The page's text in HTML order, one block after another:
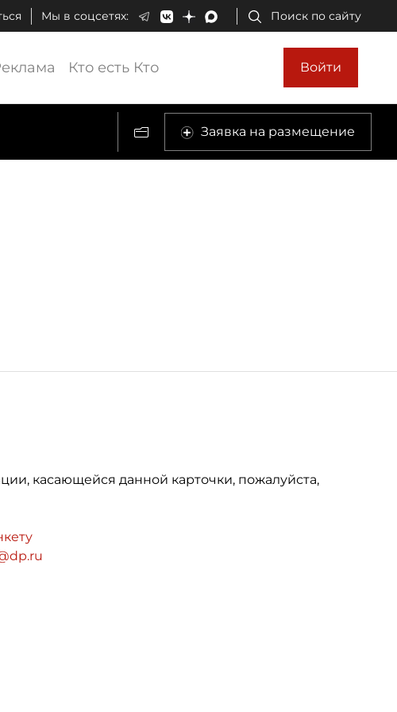
Мы в соцсетях: Поиск по сайту
Кто есть Кто Войти
Заявка на размещение
касающейся данной карточки, пожалуйста,